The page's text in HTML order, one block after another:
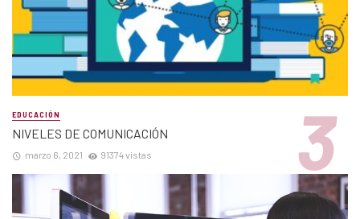
EDUCACIÓN
NIVELES DE COMUNICACIÓN
marzo 6, 2021 91374 vistas